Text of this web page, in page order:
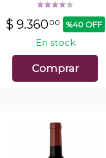
$ 9.36000 %40 OFF
En stock
Comprar